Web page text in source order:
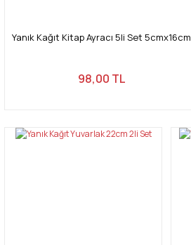
Yanık Kağıt Kitap Ayracı 5li Set 5cmx16cm
98,00 TL